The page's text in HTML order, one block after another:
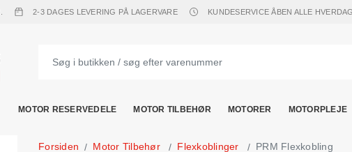
2-3 DAGES LEVERING PÅ LAGERVARE KUNDESERVICE ÅBEN ALLE
MOTOR RESERVEDELE MOTOR TILBEHØR MOTORER MOTORPLEJE
Forsiden Motor Tilbehør Flexkoblinger PRM Flexkobling